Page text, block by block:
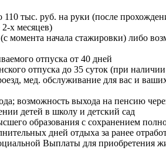
110 тыс. руб. на руки (после
2-х месяцев)
момента начала стажировки) либо
отпуска от 40 дней
отпуска до 35 суток (при
мед. обслуживание для вас и
возможность выхода на пенсию
детей в школу и детский сад
образования с сохранением
дней отдыха за ранее
Выплаты для приобретения